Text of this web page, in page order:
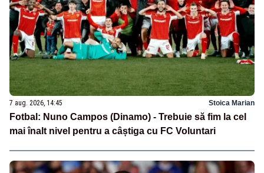
7 aug. 2026, 14:45 Stoica Marian
Fotbal: Nuno Campos (Dinamo) - Trebuie să fim la cel
mai înalt nivel pentru a câștiga cu FC Voluntari